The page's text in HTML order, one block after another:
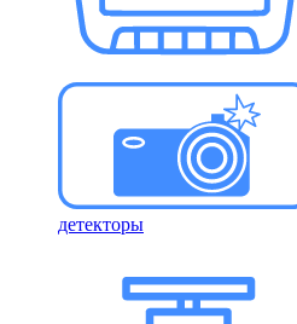
детекторы